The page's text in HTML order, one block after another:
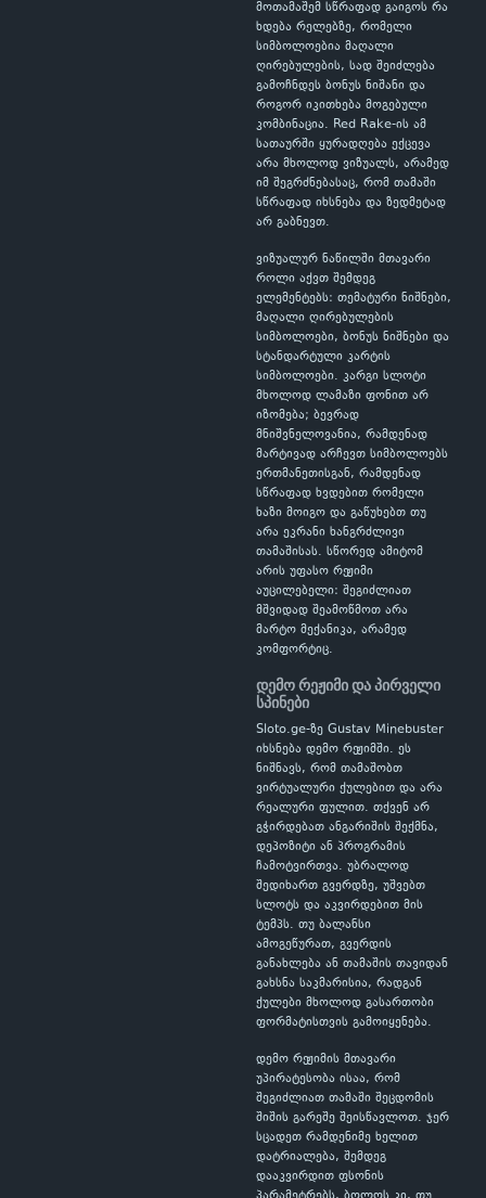
მოთამაშემ სწრაფად გაიგოს რა
ხდება რელებზე, რომელი
სიმბოლოებია მაღალი
ღირებულების, სად შეიძლება
გამოჩნდეს ბონუს ნიშანი და
როგორ იკითხება მოგებული
კომბინაცია. Red Rake-ის ამ
სათაურში ყურადღება ექცევა
არა მხოლოდ ვიზუალს, არამედ
იმ შეგრძნებასაც, რომ თამაში
სწრაფად იხსნება და ზედმეტად
არ გაბნევთ.
ვიზუალურ ნაწილში მთავარი
როლი აქვთ შემდეგ
ელემენტებს: თემატური ნიშნები,
მაღალი ღირებულების
სიმბოლოები, ბონუს ნიშნები და
სტანდარტული კარტის
სიმბოლოები. კარგი სლოტი
მხოლოდ ლამაზი ფონით არ
იზომება; ბევრად
მნიშვნელოვანია, რამდენად
მარტივად არჩევთ სიმბოლოებს
ერთმანეთისგან, რამდენად
სწრაფად ხვდებით რომელი
ხაზი მოიგო და გაწუხებთ თუ
არა ეკრანი ხანგრძლივი
თამაშისას. სწორედ ამიტომ
არის უფასო რეჟიმი
აუცილებელი: შეგიძლიათ
მშვიდად შეამოწმოთ არა
მარტო მექანიკა, არამედ
კომფორტიც.
დემო რეჟიმი და პირველი
სპინები
Sloto.ge-ზე Gustav Minebuster
იხსნება დემო რეჟიმში. ეს
ნიშნავს, რომ თამაშობთ
ვირტუალური ქულებით და არა
რეალური ფულით. თქვენ არ
გჭირდებათ ანგარიშის შექმნა,
დეპოზიტი ან პროგრამის
ჩამოტვირთვა. უბრალოდ
შედიხართ გვერდზე, უშვებთ
სლოტს და აკვირდებით მის
ტემპს. თუ ბალანსი
ამოგეწურათ, გვერდის
განახლება ან თამაშის თავიდან
გახსნა საკმარისია, რადგან
ქულები მხოლოდ გასართობი
ფორმატისთვის გამოიყენება.
დემო რეჟიმის მთავარი
უპირატესობა ისაა, რომ
შეგიძლიათ თამაში შეცდომის
შიშის გარეშე შეისწავლოთ. ჯერ
სცადეთ რამდენიმე ხელით
დატრიალება, შემდეგ
დააკვირდით ფსონის